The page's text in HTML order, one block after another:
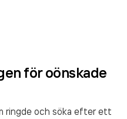
för oönskade
ringde och söka efter ett